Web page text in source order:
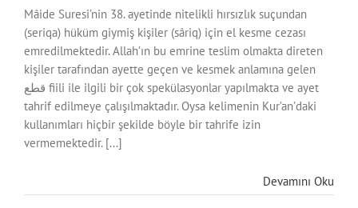
Mâide Suresi’nin 38. ayetinde nitelikli hırsızlık suçundan
(seriqa) hüküm giymiş kişiler (sâriq) için el kesme cezası
emredilmektedir. Allah’ın bu emrine teslim olmakta direten
kişiler tarafından ayette geçen ve kesmek anlamına gelen
قطع fiili ile ilgili bir çok spekülasyonlar yapılmakta ve ayet
tahrif edilmeye çalışılmaktadır. Oysa kelimenin Kur’an’daki
kullanımları hiçbir şekilde böyle bir tahrife izin
vermemektedir. [...]
Devamını Oku